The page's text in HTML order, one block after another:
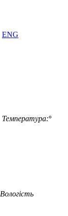
ENG
Температура:°
Вологість